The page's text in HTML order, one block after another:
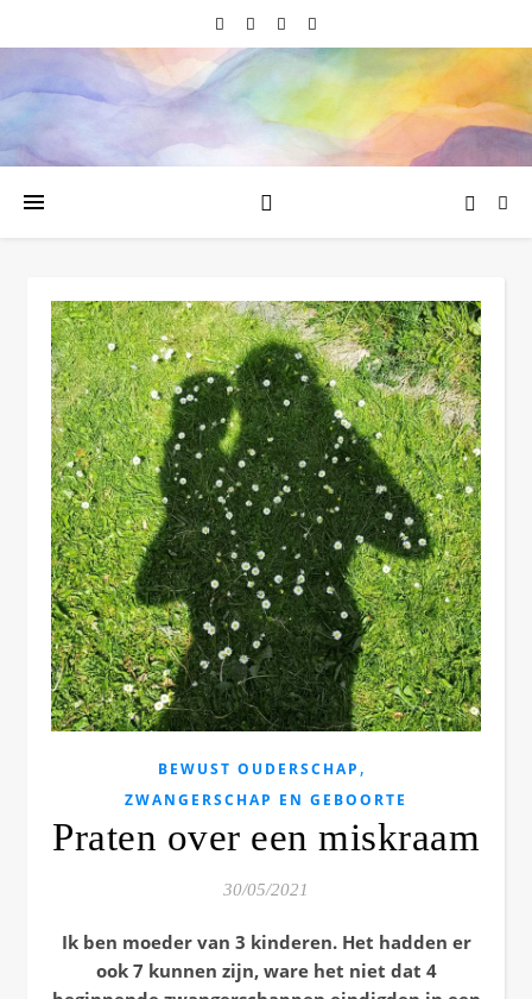
BEWUST OUDERSCHAP ,
ZWANGERSCHAP EN GEBOORTE
Praten over een miskraam
30/05/2021
Ik ben moeder van 3 kinderen. Het hadden er
ook 7 kunnen zijn, ware het niet dat 4